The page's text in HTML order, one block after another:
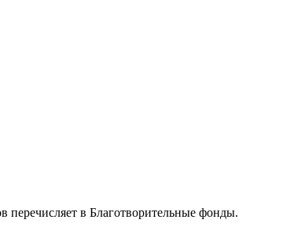
в Благотворительные фонды.